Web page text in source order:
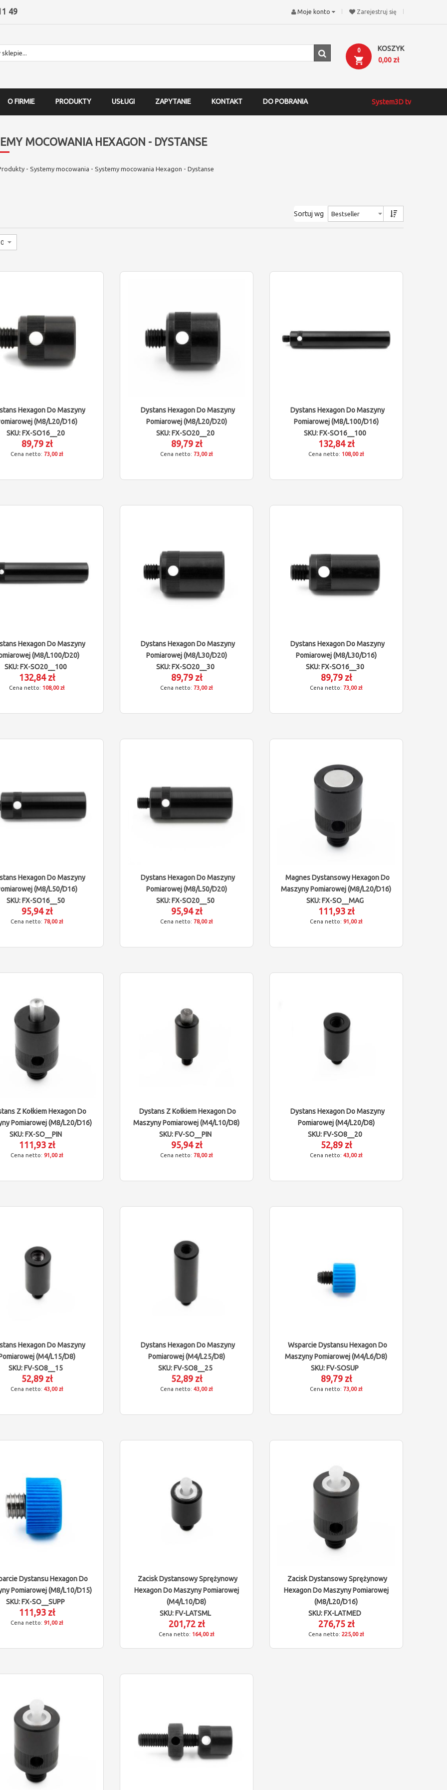
49 Zarejestruj się
Moje konto
KOSZYK
0
0,00 zł
O FIRMIE PRODUKTY USŁUGI ZAPYTANIE KONTAKT DO POBRANIA System3D tv
MOCOWANIA HEXAGON - DYSTANSE
- Systemy mocowania - Systemy mocowania Hexagon - Dystanse
Sortuj wg
Hexagon Do Maszyny
(M8/L20/D16)
SKU: FX-SO16__20
89,79 zł
73,00 zł
Dystans Hexagon Do Maszyny
Pomiarowej (M8/L20/D20)
SKU: FX-SO20__20
89,79 zł
73,00 zł
Dystans Hexagon Do Maszyny
Pomiarowej (M8/L100/D16)
SKU: FX-SO16__100
132,84 zł
108,00 zł
Hexagon Do Maszyny
(M8/L100/D20)
SKU: FX-SO20__100
132,84 zł
108,00 zł
Dystans Hexagon Do Maszyny
Pomiarowej (M8/L30/D20)
SKU: FX-SO20__30
89,79 zł
73,00 zł
Dystans Hexagon Do Maszyny
Pomiarowej (M8/L30/D16)
SKU: FX-SO16__30
89,79 zł
73,00 zł
Hexagon Do Maszyny
(M8/L50/D16)
SKU: FX-SO16__50
95,94 zł
78,00 zł
Dystans Hexagon Do Maszyny
Pomiarowej (M8/L50/D20)
SKU: FX-SO20__50
95,94 zł
78,00 zł
Magnes Dystansowy Hexagon Do
Maszyny Pomiarowej (M8/L20/D16)
SKU: FX-SO__MAG
111,93 zł
91,00 zł
Z Kołkiem Hexagon Do
Pomiarowej (M8/L20/D16)
SKU: FX-SO__PIN
111,93 zł
91,00 zł
Dystans Z Kołkiem Hexagon Do
Maszyny Pomiarowej (M4/L10/D8)
SKU: FV-SO__PIN
95,94 zł
78,00 zł
Dystans Hexagon Do Maszyny
Pomiarowej (M4/L20/D8)
SKU: FV-SO8__20
52,89 zł
43,00 zł
Hexagon Do Maszyny
(M4/L15/D8)
SKU: FV-SO8__15
52,89 zł
43,00 zł
Dystans Hexagon Do Maszyny
Pomiarowej (M4/L25/D8)
SKU: FV-SO8__25
52,89 zł
43,00 zł
Wsparcie Dystansu Hexagon Do
Maszyny Pomiarowej (M4/L6/D8)
SKU: FV-SOSUP
89,79 zł
73,00 zł
Dystansu Hexagon Do
Pomiarowej (M8/L10/D15)
SKU: FX-SO__SUPP
111,93 zł
91,00 zł
Zacisk Dystansowy Sprężynowy
Hexagon Do Maszyny Pomiarowej
(M4/L10/D8)
SKU: FV-LATSML
201,72 zł
164,00 zł
Zacisk Dystansowy Sprężynowy
Hexagon Do Maszyny Pomiarowej
(M8/L20/D16)
SKU: FX-LATMED
276,75 zł
225,00 zł